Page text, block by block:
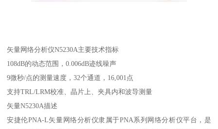
矢量网络分析仪N5230A主要技术指标
108dB的动态范围，0.006dB迹线噪声
9微秒/点的测量速度，32个通道，16,001点
支持TRL/LRM校准、晶片上、夹具内和波导测量
矢量N5230A描述
安捷伦PNA-L矢量网络分析仪隶属于PNA系列网络分析仪平台，是